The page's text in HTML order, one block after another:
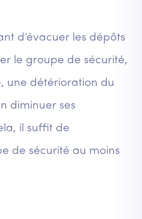
d’évacuer les dépôts
le groupe de sécurité,
une détérioration du
diminuer ses
il suffit de
de sécurité au moins